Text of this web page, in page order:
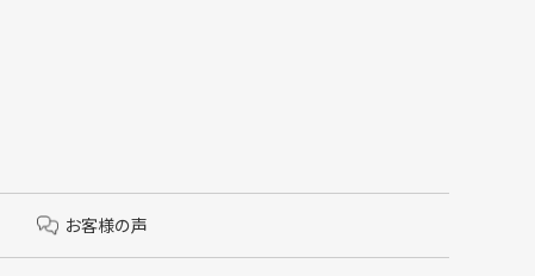
お客様の声